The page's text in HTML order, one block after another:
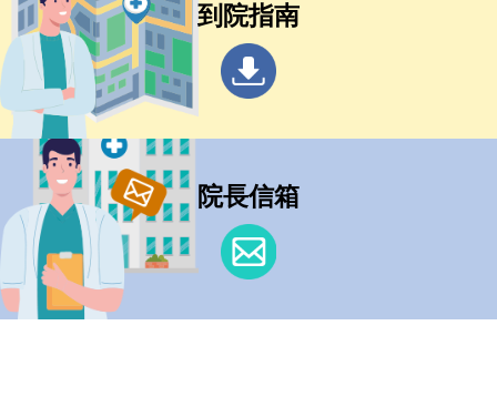
到院指南
院長信箱